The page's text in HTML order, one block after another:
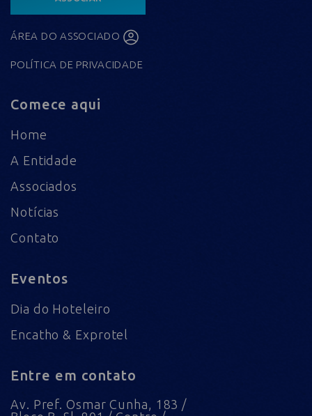
ÁREA DO ASSOCIADO
POLÍTICA DE PRIVACIDADE
Comece aqui
Home
A Entidade
Associados
Notícias
Contato
Eventos
Dia do Hoteleiro
Encatho & Exprotel
Entre em contato
Av. Pref. Osmar Cunha, 183 /